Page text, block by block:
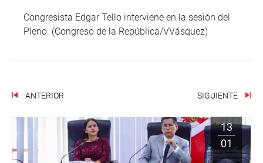
Congresista Edgar Tello interviene en la sesión del
Pleno. (Congreso de la República/VVásquez)
ANTERIOR SIGUIENTE
13
01